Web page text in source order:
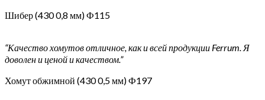
Шибер (430 0,8 мм) Ф115
“Качество хомутов отличное, как и всей продукции Ferrum. Я
доволен и ценой и качеством.”
Хомут обжимной (430 0,5 мм) Ф197